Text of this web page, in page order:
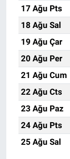
17 Ağu Pts
18 Ağu Sal
19 Ağu Çar
20 Ağu Per
21 Ağu Cum
22 Ağu Cts
23 Ağu Paz
24 Ağu Pts
25 Ağu Sal